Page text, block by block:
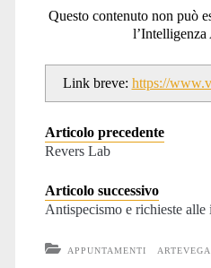
Questo contenuto non può
Link breve: https://
Articolo precedente
Revers Lab
Articolo successivo
Antispecismo e richieste alle
APPUNTAMENTI